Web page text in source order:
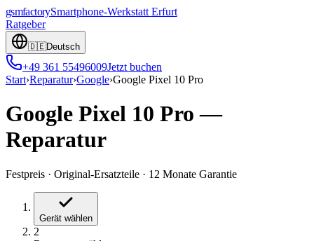
gsmfactorySmartphone-Werkstatt Erfurt
Ratgeber
🇩🇪Deutsch
+49 361 55496009Jetzt buchen
Start›Reparatur›Google›Google Pixel 10 Pro
Google Pixel 10 Pro —
Reparatur
Festpreis · Original-Ersatzteile · 12 Monate Garantie
Gerät wählen
2